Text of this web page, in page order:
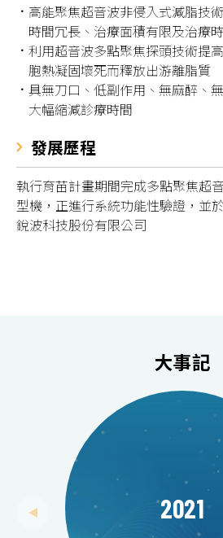
高能聚焦超音波非侵入式減脂技
時間冗長、治療面積有限及治療
利用超音波多點聚焦探頭技術提
胞熱凝固壞死而釋放出游離脂質
具無刀口、低副作用、無麻醉、
大幅縮減診療時間
發展歷程
執行育苗計畫期間完成多點聚焦超
型機，正進行系統功能性驗證，並
銳波科技股份有限公司
大事記
2021